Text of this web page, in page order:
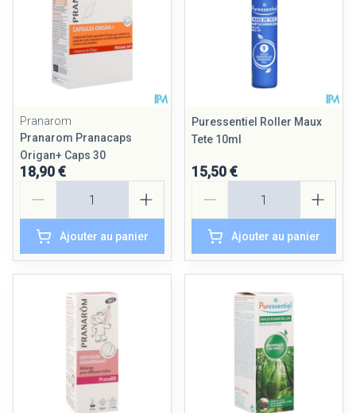
Pranarom
Pranarom Pranacaps
Origan+ Caps 30
18,90 €
Ajouter au panier
Puressentiel Roller Maux
Tete 10ml
15,50 €
Ajouter au panier